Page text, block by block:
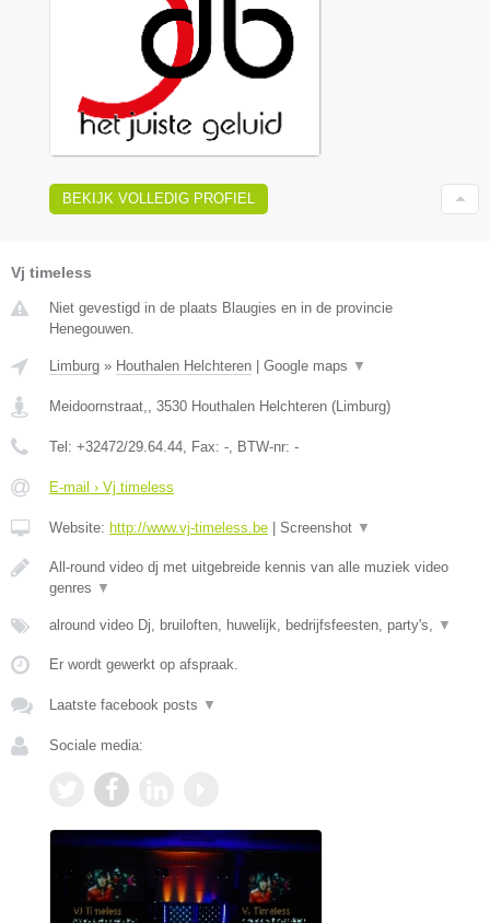
BEKIJK VOLLEDIG PROFIEL
Vj timeless
Niet gevestigd in de plaats Blaugies en in de provincie
Henegouwen.
Limburg » Houthalen Helchteren Google maps ▼
Meidoornstraat, 3530 Houthalen Helchteren ( Limburg)
Tel: +32472/29.64.44 , Fax: - , BTW-nr: -
E-mail › Vj timeless
Website: http://www.vj-timeless.be Screenshot ▼
All-round video dj met uitgebreide kennis van alle muziek video
genres ▼
alround video Dj, bruiloften, huwelijk, bedrijfsfeesten, party's, ▼
Er wordt gewerkt op afspraak.
Laatste facebook posts ▼
Sociale media: